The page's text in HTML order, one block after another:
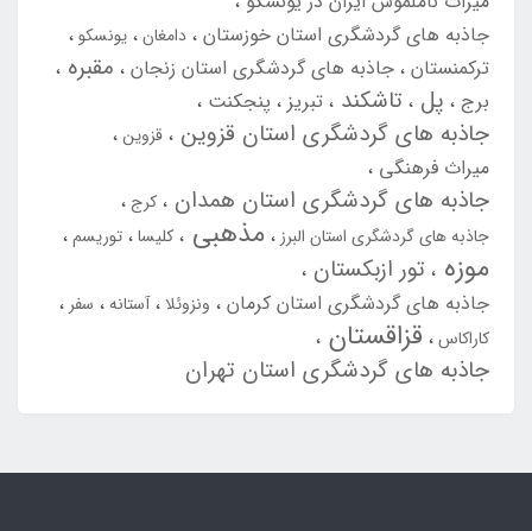
جاذبه های گردشگری استان خوزستان
دامغان یونسکو
ترکمنستان جاذبه های گردشگری استان زنجان مقبره
برج پل تاشکند تبریز پنجکنت
جاذبه های گردشگری استان قزوین قزوین
میراث فرهنگی
جاذبه های گردشگری استان همدان
کرج
جاذبه های گردشگری استان البرز
مذهبی کلیسا توریسم
موزه تور ازبکستان
جاذبه های گردشگری استان کرمان ونزوئلا آستانه
سفر
کاراکاس
قزاقستان
جاذبه های گردشگری استان تهران